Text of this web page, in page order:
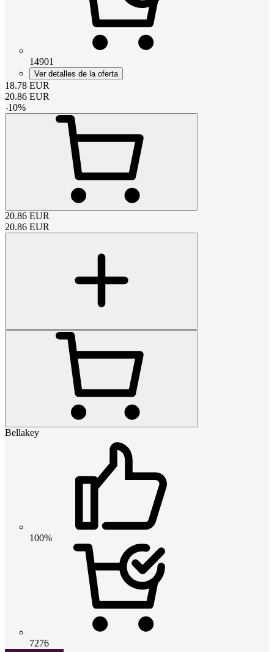
14901
Ver detalles de la oferta
18.78 EUR
20.86 EUR
-10%
20.86 EUR
20.86 EUR
Bellakey
100%
7276